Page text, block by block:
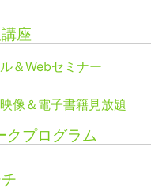
座
＆Webセミナー
像＆電子書籍見放題
クプログラム